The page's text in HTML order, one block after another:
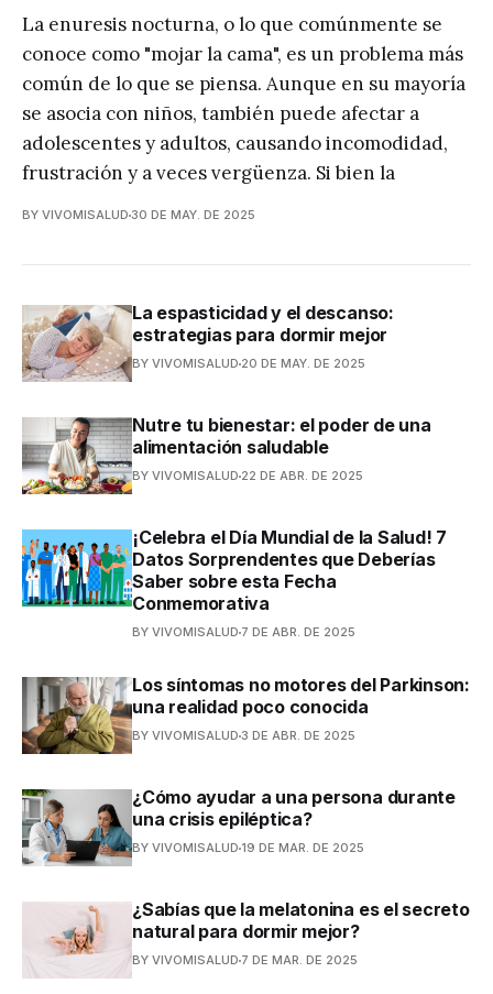
La enuresis nocturna, o lo que comúnmente se
conoce como "mojar la cama", es un problema más
común de lo que se piensa. Aunque en su mayoría
se asocia con niños, también puede afectar a
adolescentes y adultos, causando incomodidad,
frustración y a veces vergüenza. Si bien la
BY VIVOMISALUD 30 DE MAY. DE 2025
La espasticidad y el descanso:
estrategias para dormir mejor
BY VIVOMISALUD 20 DE MAY. DE 2025
Nutre tu bienestar: el poder de una
alimentación saludable
BY VIVOMISALUD 22 DE ABR. DE 2025
¡Celebra el Día Mundial de la Salud! 7
Datos Sorprendentes que Deberías
Saber sobre esta Fecha
Conmemorativa
BY VIVOMISALUD 7 DE ABR. DE 2025
Los síntomas no motores del Parkinson:
una realidad poco conocida
BY VIVOMISALUD 3 DE ABR. DE 2025
¿Cómo ayudar a una persona durante
una crisis epiléptica?
BY VIVOMISALUD 19 DE MAR. DE 2025
¿Sabías que la melatonina es el secreto
natural para dormir mejor?
BY VIVOMISALUD 7 DE MAR. DE 2025